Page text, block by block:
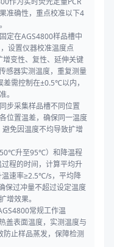
准确性，重点校准以下4
定在AGS4800样品槽中
设置仪器校准温度点
变性、复性、延伸关键
感器实测温度，重复测量
需控制在±0.5℃以内，
。
步采集样品槽不同位置
位置温差，确保同一温度
免因温度不均导致扩增
50℃升至95℃）和降温程
程的时间，计算平均升
温速率≥2.5℃/s，平均降
保过冲量不超过设定温度
效果。
常规工作温
盖表面温度，实测温度与
止样品蒸发，保障检测